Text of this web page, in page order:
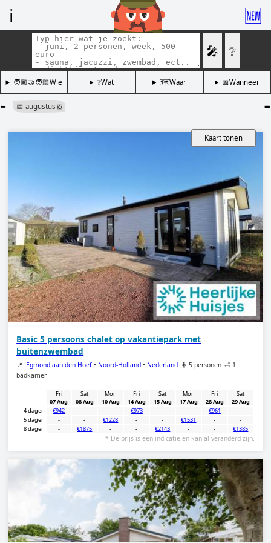
ℹ️ 🆕
🎤 ❔
🧑🏽‍🤝‍🧑🏻Wie ❔Wat 🗺️Waar 📅Wanneer
⬅️ ➡️
📅 augustus ❎
Kaart tonen
Basic 5 persoons chalet op vakantiepark met
buitenzwembad
📍 Egmond aan den Hoef • Noord-Holland • Nederland 🧍 5 personen 🛁 1
badkamer
Fri
07 Aug
Sat
08 Aug
Mon
10 Aug
Fri
14 Aug
Sat
15 Aug
Mon
17 Aug
Fri
28 Aug
Sat
29 Aug
4 dagen
€942 - - €973 - - €961
-
5 dagen
- - €1228 - - €1531 -
-
8 dagen
- €1875 - - €2143 - - €1385
* De prijs is een indicatie en kan al veranderd zijn.